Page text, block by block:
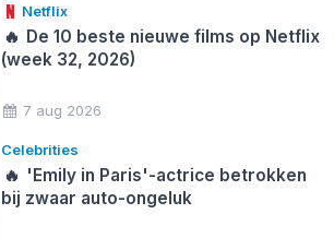
Netflix
🔥 De 10 beste nieuwe films op Netflix
(week 32, 2026)
7 aug 2026
Celebrities
🔥 'Emily in Paris'-actrice betrokken
bij zwaar auto-ongeluk